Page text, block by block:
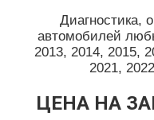
Диагностика,
автомобилей
2013, 2014, 2015,
2021,
ЦЕНА НА